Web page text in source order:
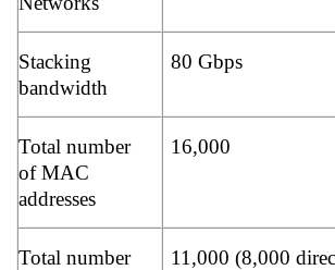
Stacking
bandwidth
80 Gbps
Total number
of MAC
addresses
16,000
Total number
11,000 (8,000